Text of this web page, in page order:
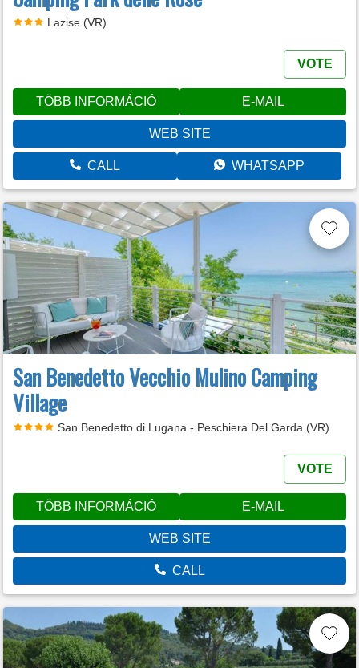
Lazise (VR)
VOTE
TÖBB INFORMÁCIÓ E-MAIL
WEB SITE
CALL WHATSAPP
San Benedetto Vecchio Mulino Camping
Village
San Benedetto di Lugana - Peschiera Del Garda (VR)
VOTE
TÖBB INFORMÁCIÓ E-MAIL
WEB SITE
CALL